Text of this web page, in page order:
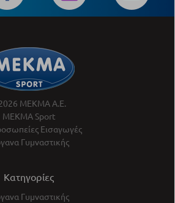
ΜΕΚΜΑ Α.Ε.
ΜΕΚΜΑ Sport
Εισαγωγές
Γυμναστικής
Κατηγορίες
Γυμναστικής